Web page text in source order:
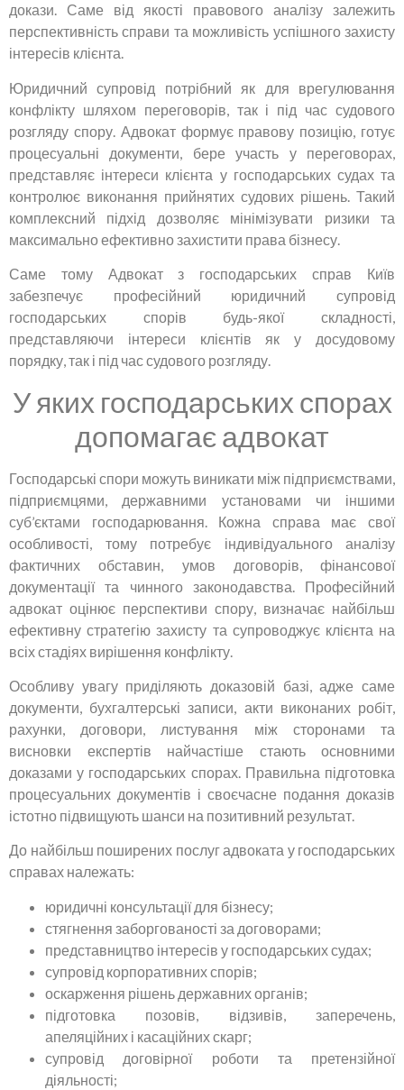
докази. Саме від якості правового аналізу залежить
перспективність справи та можливість успішного захисту
інтересів клієнта.
Юридичний супровід потрібний як для врегулювання
конфлікту шляхом переговорів, так і під час судового
розгляду спору. Адвокат формує правову позицію, готує
процесуальні документи, бере участь у переговорах,
представляє інтереси клієнта у господарських судах та
контролює виконання прийнятих судових рішень. Такий
комплексний підхід дозволяє мінімізувати ризики та
максимально ефективно захистити права бізнесу.
Саме тому Адвокат з господарських справ Київ
забезпечує професійний юридичний супровід
господарських спорів будь-якої складності,
представляючи інтереси клієнтів як у досудовому
порядку, так і під час судового розгляду.
У яких господарських спорах
допомагає адвокат
Господарські спори можуть виникати між підприємствами,
підприємцями, державними установами чи іншими
суб’єктами господарювання. Кожна справа має свої
особливості, тому потребує індивідуального аналізу
фактичних обставин, умов договорів, фінансової
документації та чинного законодавства. Професійний
адвокат оцінює перспективи спору, визначає найбільш
ефективну стратегію захисту та супроводжує клієнта на
всіх стадіях вирішення конфлікту.
Особливу увагу приділяють доказовій базі, адже саме
документи, бухгалтерські записи, акти виконаних робіт,
рахунки, договори, листування між сторонами та
висновки експертів найчастіше стають основними
доказами у господарських спорах. Правильна підготовка
процесуальних документів і своєчасне подання доказів
істотно підвищують шанси на позитивний результат.
До найбільш поширених послуг адвоката у господарських
справах належать:
юридичні консультації для бізнесу;
стягнення заборгованості за договорами;
представництво інтересів у господарських судах;
супровід корпоративних спорів;
оскарження рішень державних органів;
підготовка позовів, відзивів, заперечень,
апеляційних і касаційних скарг;
супровід договірної роботи та претензійної
діяльності;